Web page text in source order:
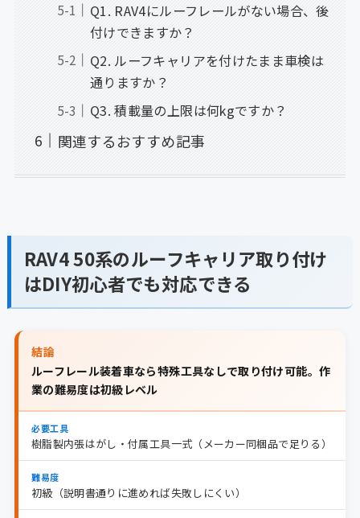
Q1. RAV4にルーフレールがない場合、後
付けできますか？
Q2. ルーフキャリアを付けたまま車検は
通りますか？
Q3. 積載量の上限は何kgですか？
関連するおすすめ記事
RAV4 50系のルーフキャリア取り付け
はDIY初心者でも対応できる
結論
ルーフレール装着車なら特殊工具なしで取り付け可能。作
業の難易度は初級レベル
必要工具
樹脂製内張はがし・付属工具一式（メーカー同梱品で足りる）
難易度
初級（説明書通りに進めれば失敗しにくい）